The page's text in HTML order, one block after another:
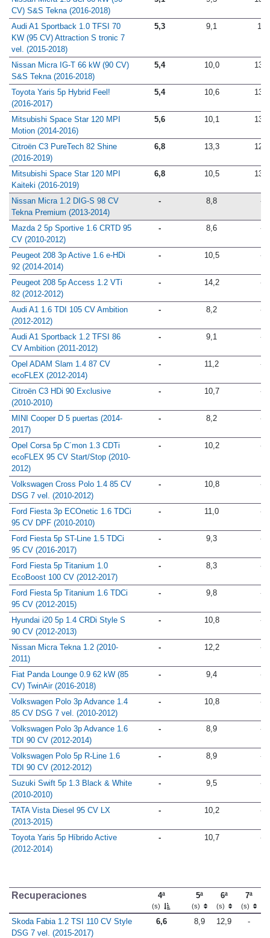
CV) S&S Tekna (2016-2018)
Audi A1 Sportback 1.0 TFSI 70
KW (95 CV) Attraction S tronic 7
vel. (2015-2018)
5,3 9,1 13
Nissan Micra IG-T 66 kW (90 CV)
S&S Tekna (2016-2018)
5,4 10,0 13,4
Toyota Yaris 5p Hybrid Feel!
(2016-2017)
5,4 10,6 13,6
Mitsubishi Space Star 120 MPI
Motion (2014-2016)
5,6 10,1 13,7
Citroën C3 PureTech 82 Shine
(2016-2019)
6,8 13,3 12,8
Mitsubishi Space Star 120 MPI
Kaiteki (2016-2019)
6,8 10,5 13,6
Nissan Micra 1.2 DIG-S 98 CV
Tekna Premium (2013-2014)
- 8,8 -
Mazda 2 5p Sportive 1.6 CRTD 95
CV (2010-2012)
- 8,6 -
Peugeot 208 3p Active 1.6 e-HDi
92 (2014-2014)
- 10,5 -
Peugeot 208 5p Access 1.2 VTi
82 (2012-2012)
- 14,2 -
Audi A1 1.6 TDI 105 CV Ambition
(2012-2012)
- 8,2 -
Audi A1 Sportback 1.2 TFSI 86
CV Ambition (2011-2012)
- 9,1 -
Opel ADAM Slam 1.4 87 CV
ecoFLEX (2012-2014)
- 11,2 -
Citroën C3 HDi 90 Exclusive
(2010-2010)
- 10,7 -
MINI Cooper D 5 puertas (2014-
2017)
- 8,2 -
Opel Corsa 5p C´mon 1.3 CDTi
ecoFLEX 95 CV Start/Stop (2010-
2012)
- 10,2 -
Volkswagen Cross Polo 1.4 85 CV
DSG 7 vel. (2010-2012)
- 10,8 -
Ford Fiesta 3p ECOnetic 1.6 TDCi
95 CV DPF (2010-2010)
- 11,0 -
Ford Fiesta 5p ST-Line 1.5 TDCi
95 CV (2016-2017)
- 9,3 -
Ford Fiesta 5p Titanium 1.0
EcoBoost 100 CV (2012-2017)
- 8,3 -
Ford Fiesta 5p Titanium 1.6 TDCi
95 CV (2012-2015)
- 9,8 -
Hyundai i20 5p 1.4 CRDi Style S
90 CV (2012-2013)
- 10,8 -
Nissan Micra Tekna 1.2 (2010-
2011)
- 12,2 -
Fiat Panda Lounge 0.9 62 kW (85
CV) TwinAir (2016-2018)
- 9,4 -
Volkswagen Polo 3p Advance 1.4
85 CV DSG 7 vel. (2010-2012)
- 10,8 -
Volkswagen Polo 3p Advance 1.6
TDI 90 CV (2012-2014)
- 8,9 -
Volkswagen Polo 5p R-Line 1.6
TDI 90 CV (2012-2012)
- 8,9 -
Suzuki Swift 5p 1.3 Black & White
(2010-2010)
- 9,5 -
TATA Vista Diesel 95 CV LX
(2013-2015)
- 10,2 -
Toyota Yaris 5p Híbrido Active
(2012-2014)
- 10,7 -
Recuperaciones 4ª
(s)
5ª
(s)
6ª
(s)
7ª
(s)
Skoda Fabia 1.2 TSI 110 CV Style
DSG 7 vel. (2015-2017)
6,6 8,9 12,9 -